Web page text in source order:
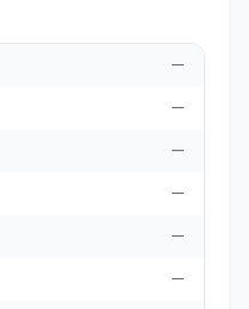
—
—
—
—
—
—